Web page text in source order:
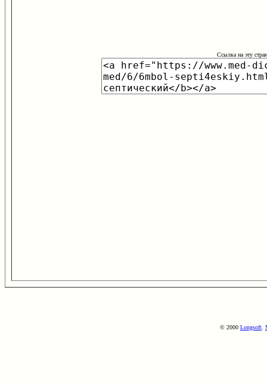
Ссылка на эту
© 2000 Longsoft